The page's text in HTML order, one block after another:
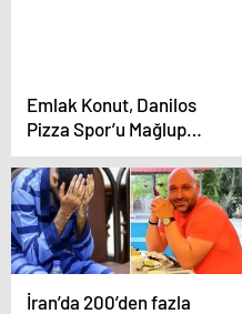
Emlak Konut, Danilos
Pizza Spor’u Mağlup
Etti
İran’da 200’den fazla